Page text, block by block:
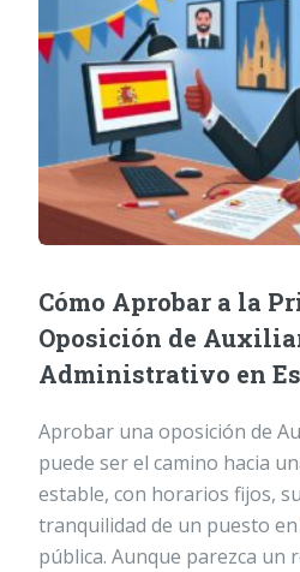
Cómo Aprobar a la
Oposición de
Administrativo en
Aprobar una oposición de
puede ser el camino hacia
estable, con horarios fijos,
tranquilidad de un puesto
pública. Aunque parezca un